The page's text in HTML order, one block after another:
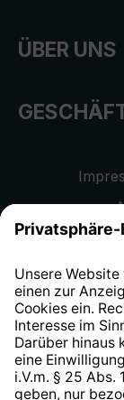
ÜBER UNS